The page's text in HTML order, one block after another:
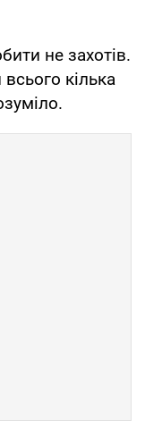
не захотів.
кілька